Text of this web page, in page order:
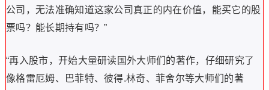
公司，无法准确知道这家公司真正的内在价值，能买它的股
票吗？能长期持有吗？”
“再入股市，开始大量研读国外大师们的著作，仔细研究了
像格雷厄姆、巴菲特、彼得.林奇、菲舍尔等大师们的著